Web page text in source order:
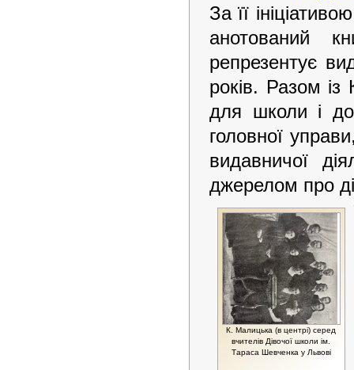
За її
анотований
репрезентує
років. Разом
для школи і
головної
видавничої
джерелом про
К. Малицька (в центрі) серед
вчителів Дівочої школи ім.
Тараса Шевченка у Львові